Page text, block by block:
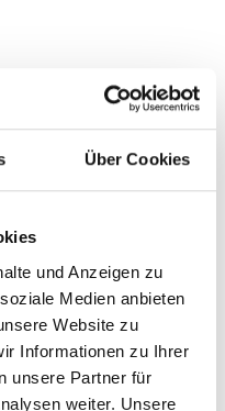
Über Cookies
und Anzeigen zu
Medien anbieten
Website zu
Informationen zu Ihrer
unsere Partner für
weiter. Unsere
III